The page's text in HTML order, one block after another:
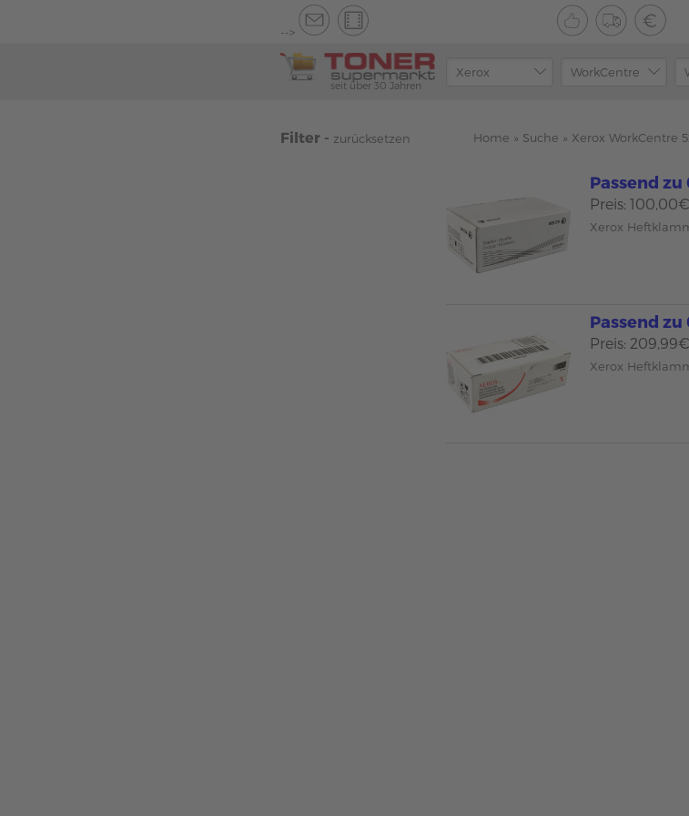
-->
seit über 30 Jahren
Filter - zurücksetzen Home » Suche » Xerox WorkCentre
Passend zu
Preis: 100,00€
Xerox
Passend zu
Preis: 209,99€
Xerox